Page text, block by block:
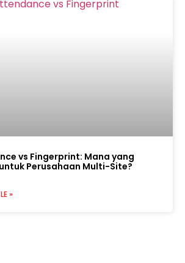
vs Fingerprint: Mana yang
Perusahaan Multi-Site?
»